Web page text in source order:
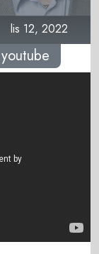
lis 12, 2022
youtube